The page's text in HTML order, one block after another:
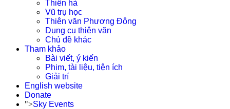
Thiên hà
Vũ trụ học
Thiên văn Phương Đông
Dụng cụ thiên văn
Chủ đề khác
Tham khảo
Bài viết, ý kiến
Phim, tài liệu, tiện ích
Giải trí
English website
Donate
">Sky Events